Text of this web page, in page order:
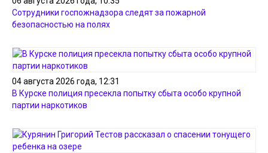
Сотрудники госпожнадзора следят за пожарной
безопасностью на полях
04 августа 2026 года, 12:31
В Курске полиция пресекла попытку сбыта особо крупной
партии наркотиков